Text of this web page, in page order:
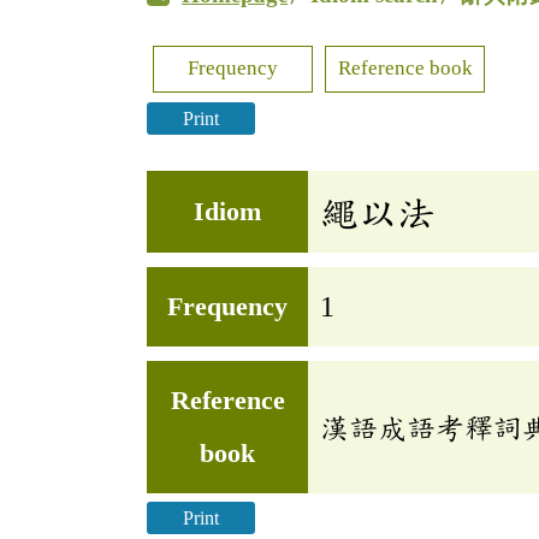
Frequency Reference book
Print
Idiom 繩以法
Frequency 1
Reference
book
漢語成語考釋詞
Print